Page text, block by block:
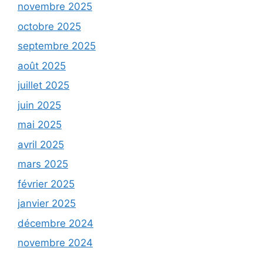
novembre 2025
octobre 2025
septembre 2025
août 2025
juillet 2025
juin 2025
mai 2025
avril 2025
mars 2025
février 2025
janvier 2025
décembre 2024
novembre 2024